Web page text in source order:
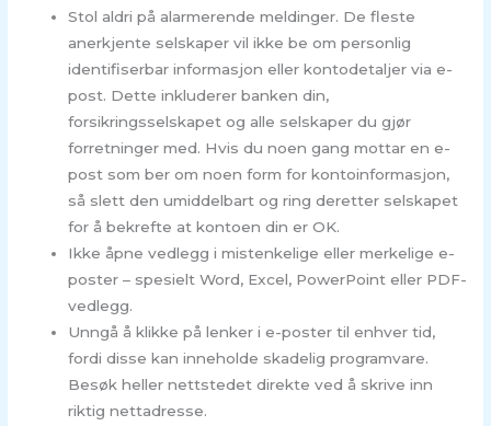
Stol aldri på alarmerende meldinger. De fleste
anerkjente selskaper vil ikke be om personlig
identifiserbar informasjon eller kontodetaljer via e-
post. Dette inkluderer banken din,
forsikringsselskapet og alle selskaper du gjør
forretninger med. Hvis du noen gang mottar en e-
post som ber om noen form for kontoinformasjon,
så slett den umiddelbart og ring deretter selskapet
for å bekrefte at kontoen din er OK.
Ikke åpne vedlegg i mistenkelige eller merkelige e-
poster – spesielt Word, Excel, PowerPoint eller PDF-
vedlegg.
Unngå å klikke på lenker i e-poster til enhver tid,
fordi disse kan inneholde skadelig programvare.
Besøk heller nettstedet direkte ved å skrive inn
riktig nettadresse.